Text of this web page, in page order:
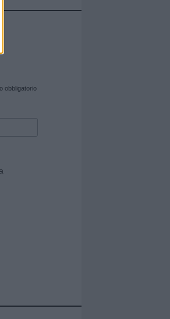
obbligatorio